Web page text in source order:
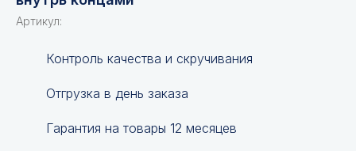
Артикул:
Контроль качества и скручивания
Отгрузка в день заказа
Гарантия на товары 12 месяцев